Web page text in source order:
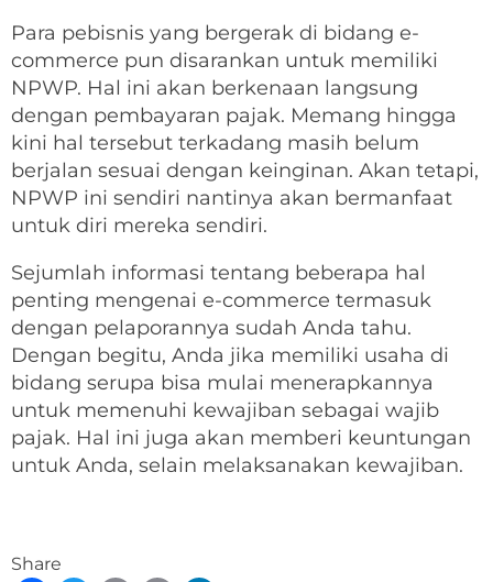
Para pebisnis yang bergerak di bidang e-
commerce pun disarankan untuk memiliki
NPWP. Hal ini akan berkenaan langsung
dengan pembayaran pajak. Memang hingga
kini hal tersebut terkadang masih belum
berjalan sesuai dengan keinginan. Akan tetapi,
NPWP ini sendiri nantinya akan bermanfaat
untuk diri mereka sendiri.
Sejumlah informasi tentang beberapa hal
penting mengenai e-commerce termasuk
dengan pelaporannya sudah Anda tahu.
Dengan begitu, Anda jika memiliki usaha di
bidang serupa bisa mulai menerapkannya
untuk memenuhi kewajiban sebagai wajib
pajak. Hal ini juga akan memberi keuntungan
untuk Anda, selain melaksanakan kewajiban.
Share